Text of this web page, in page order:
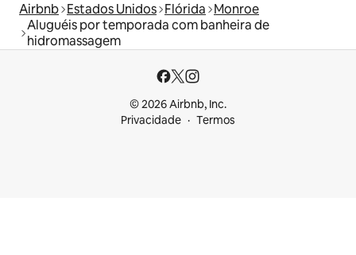
Airbnb Estados Unidos Flórida Monroe
Aluguéis por temporada com banheira de
hidromassagem
© 2026 Airbnb, Inc.
Privacidade
Termos